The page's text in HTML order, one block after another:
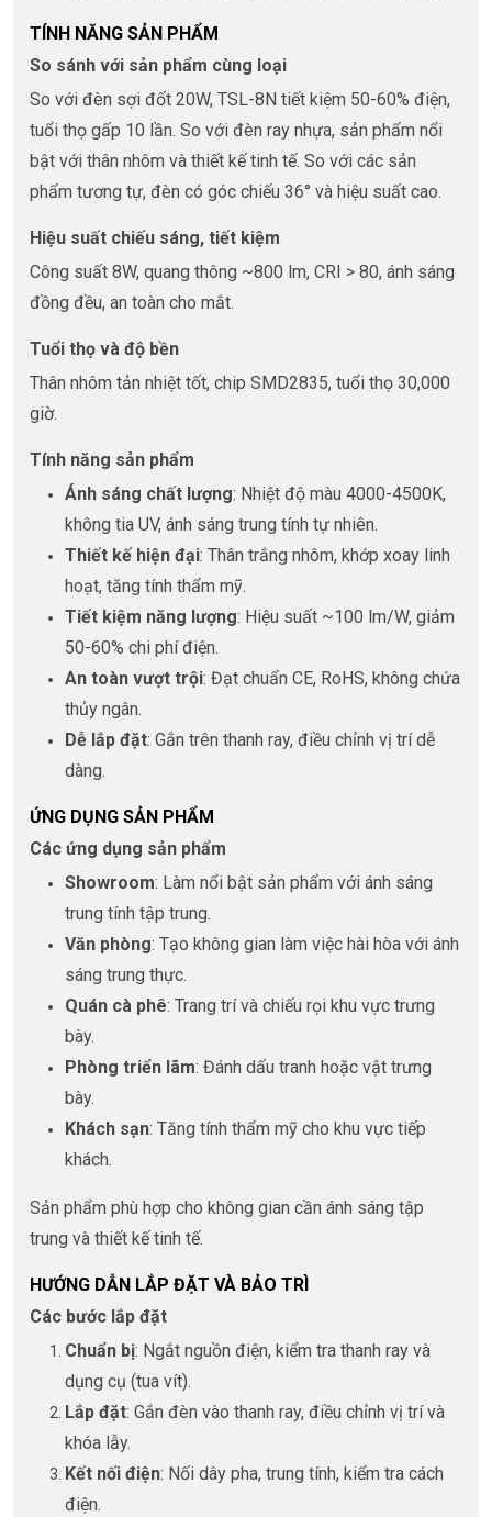
TÍNH NĂNG SẢN PHẨM
So sánh với sản phẩm cùng loại
So với đèn sợi đốt 20W, TSL-8N tiết kiệm 50-60% điện,
tuổi thọ gấp 10 lần. So với đèn ray nhựa, sản phẩm nổi
bật với thân nhôm và thiết kế tinh tế. So với các sản
phẩm tương tự, đèn có góc chiếu 36° và hiệu suất cao.
Hiệu suất chiếu sáng, tiết kiệm
Công suất 8W, quang thông ~800 lm, CRI > 80, ánh sáng
đồng đều, an toàn cho mắt.
Tuổi thọ và độ bền
Thân nhôm tản nhiệt tốt, chip SMD2835, tuổi thọ 30,000
giờ.
Tính năng sản phẩm
Ánh sáng chất lượng: Nhiệt độ màu 4000-4500K,
không tia UV, ánh sáng trung tính tự nhiên.
Thiết kế hiện đại: Thân trắng nhôm, khớp xoay linh
hoạt, tăng tính thẩm mỹ.
Tiết kiệm năng lượng: Hiệu suất ~100 lm/W, giảm
50-60% chi phí điện.
An toàn vượt trội: Đạt chuẩn CE, RoHS, không chứa
thủy ngân.
Dễ lắp đặt: Gắn trên thanh ray, điều chỉnh vị trí dễ
dàng.
ỨNG DỤNG SẢN PHẨM
Các ứng dụng sản phẩm
Showroom: Làm nổi bật sản phẩm với ánh sáng
trung tính tập trung.
Văn phòng: Tạo không gian làm việc hài hòa với ánh
sáng trung thực.
Quán cà phê: Trang trí và chiếu rọi khu vực trưng
bày.
Phòng triển lãm: Đánh dấu tranh hoặc vật trưng
bày.
Khách sạn: Tăng tính thẩm mỹ cho khu vực tiếp
khách.
Sản phẩm phù hợp cho không gian cần ánh sáng tập
trung và thiết kế tinh tế.
HƯỚNG DẪN LẮP ĐẶT VÀ BẢO TRÌ
Các bước lắp đặt
Chuẩn bị: Ngắt nguồn điện, kiểm tra thanh ray và
dụng cụ (tua vít).
Lắp đặt: Gắn đèn vào thanh ray, điều chỉnh vị trí và
khóa lẫy.
Kết nối điện: Nối dây pha, trung tính, kiểm tra cách
điện.